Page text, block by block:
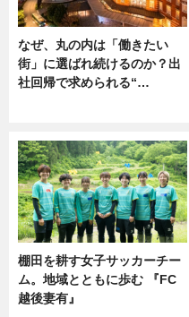
なぜ、丸の内は「働きたい
街」に選ばれ続けるのか？出
社回帰で求められる“…
棚田を耕す女子サッカーチー
ム。地域とともに歩む 『FC
越後妻有』